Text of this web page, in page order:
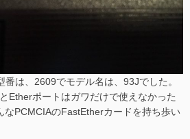
は、2609でモデル名は、93Jでした。
Etherポートはガワだけで使えなかった
なPCMCIAのFastEtherカードを持ち歩い